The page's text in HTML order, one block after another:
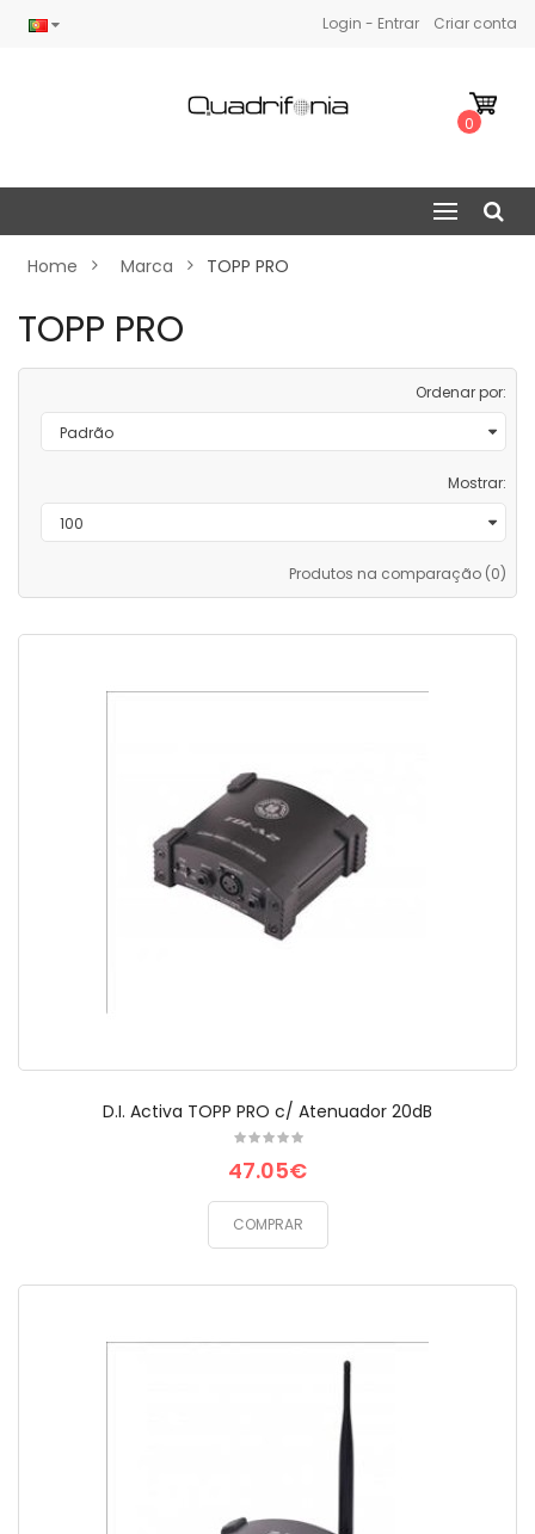
Login - Entrar Criar conta
0
Home Marca TOPP PRO
TOPP PRO
Ordenar por:
Mostrar:
Produtos na comparação (0)
D.I. Activa TOPP PRO c/ Atenuador 20dB
47.05€
COMPRAR